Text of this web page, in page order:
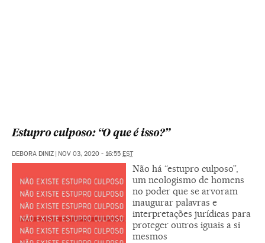
Estupro culposo: “O que é isso?”
DEBORA DINIZ NOV 03, 2020 - 16:55 EST
Não há “estupro culposo”,
um neologismo de homens
no poder que se arvoram
inaugurar palavras e
interpretações jurídicas para
proteger outros iguais a si
mesmos